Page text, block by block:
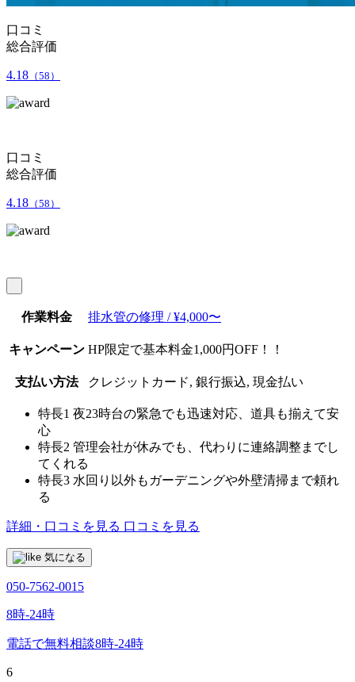
口コミ
総合評価
4.18 （58）
口コミ
総合評価
4.18 （58）
作業料金 排水管の修理 / ¥4,000〜
キャンペーン HP限定で基本料金1,000円OFF！！
支払い方法 クレジットカード, 銀行振込, 現金払い
特長1 夜23時台の緊急でも迅速対応、道具も揃えて安
心
特長2 管理会社が休みでも、代わりに連絡調整までし
てくれる
特長3 水回り以外もガーデニングや外壁清掃まで頼れ
る
詳細・口コミを見る 口コミを見る
気になる
050-7562-0015
8時-24時
電話で無料相談8時-24時
6